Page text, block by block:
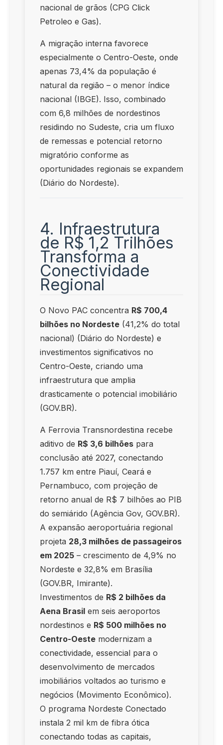
nacional de grãos (CPG Click
Petroleo e Gas).
A migração interna favorece
especialmente o Centro-Oeste, onde
apenas 73,4% da população é
natural da região – o menor índice
nacional (IBGE). Isso, combinado
com 6,8 milhões de nordestinos
residindo no Sudeste, cria um fluxo
de remessas e potencial retorno
migratório conforme as
oportunidades regionais se expandem
(Diário do Nordeste).
4. Infraestrutura
de R$ 1,2 Trilhões
Transforma a
Conectividade
Regional
O Novo PAC concentra R$ 700,4
bilhões no Nordeste (41,2% do total
nacional) (Diário do Nordeste) e
investimentos significativos no
Centro-Oeste, criando uma
infraestrutura que amplia
drasticamente o potencial imobiliário
(GOV.BR).
A Ferrovia Transnordestina recebe
aditivo de R$ 3,6 bilhões para
conclusão até 2027, conectando
1.757 km entre Piauí, Ceará e
Pernambuco, com projeção de
retorno anual de R$ 7 bilhões ao PIB
do semiárido (Agência Gov, GOV.BR).
A expansão aeroportuária regional
projeta 28,3 milhões de passageiros
em 2025 – crescimento de 4,9% no
Nordeste e 32,8% em Brasília
(GOV.BR, Imirante).
Investimentos de R$ 2 bilhões da
Aena Brasil em seis aeroportos
nordestinos e R$ 500 milhões no
Centro-Oeste modernizam a
conectividade, essencial para o
desenvolvimento de mercados
imobiliários voltados ao turismo e
negócios (Movimento Econômico).
O programa Nordeste Conectado
instala 2 mil km de fibra ótica
conectando todas as capitais,